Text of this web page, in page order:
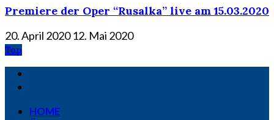
Premiere der Oper “Rusalka” live am 15.03.2020
20. April 2020 12. Mai 2020
Top
HOME